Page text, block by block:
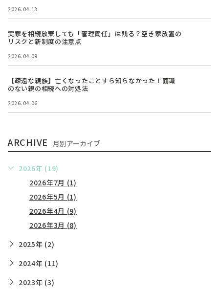
2026.04.13
実家を相続放棄しても「管理責任」は残る？空き家放置の
リスクと新制度の注意点
2026.04.09
【疎遠な親族】亡くなったことすら知らなかった！面識
のない親の相続への対処法
2026.04.06
ARCHIVE 月別アーカイブ
2026年 (19)
2026年7月 (1)
2026年5月 (1)
2026年4月 (9)
2026年3月 (8)
2025年 (2)
2024年 (11)
2023年 (3)